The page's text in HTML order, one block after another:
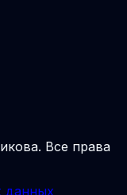
. Все права
данных